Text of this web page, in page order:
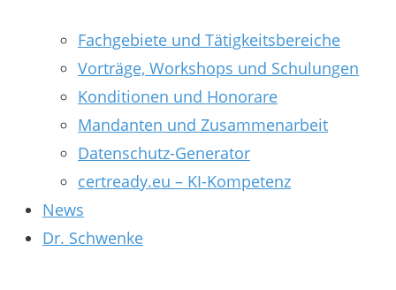
Fachgebiete und Tätigkeitsbereiche
Vorträge, Workshops und Schulungen
Konditionen und Honorare
Mandanten und Zusammenarbeit
Datenschutz-Generator
certready.eu – KI-Kompetenz
News
Dr. Schwenke